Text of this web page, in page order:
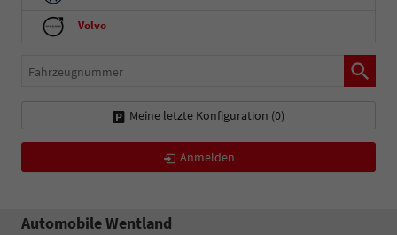
Volvo
Fahrzeugnummer
Meine letzte Konfiguration (0)
Anmelden
Automobile Wentland